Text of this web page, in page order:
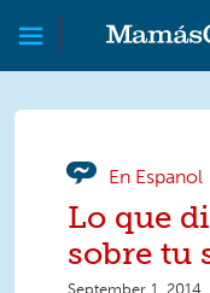
Skip to main content
Skip to main content
En Espanol
Lo que
sobre tu
September 1, 2014